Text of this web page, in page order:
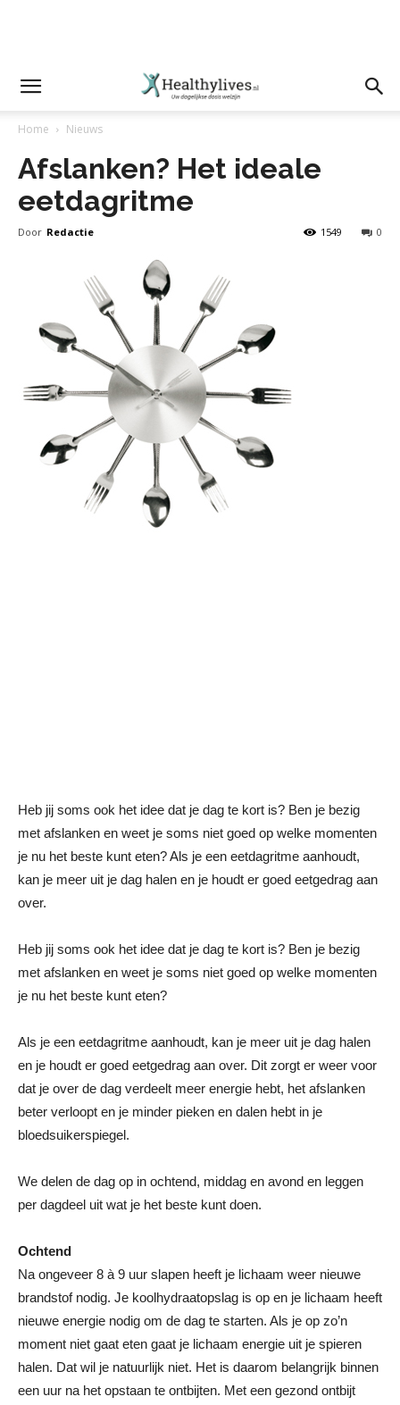
Home Nieuws
Afslanken? Het ideale
eetdagritme
Door Redactie 0
1549
Heb jij soms ook het idee dat je dag te kort is? Ben je bezig
met afslanken en weet je soms niet goed op welke momenten
je nu het beste kunt eten? Als je een eetdagritme aanhoudt,
kan je meer uit je dag halen en je houdt er goed eetgedrag aan
over.
Heb jij soms ook het idee dat je dag te kort is? Ben je bezig
met afslanken en weet je soms niet goed op welke momenten
je nu het beste kunt eten?
Als je een eetdagritme aanhoudt, kan je meer uit je dag halen
en je houdt er goed eetgedrag aan over. Dit zorgt er weer voor
dat je over de dag verdeelt meer energie hebt, het afslanken
beter verloopt en je minder pieken en dalen hebt in je
bloedsuikerspiegel.
We delen de dag op in ochtend, middag en avond en leggen
per dagdeel uit wat je het beste kunt doen.
Ochtend
Na ongeveer 8 à 9 uur slapen heeft je lichaam weer nieuwe
brandstof nodig. Je koolhydraatopslag is op en je lichaam heeft
nieuwe energie nodig om de dag te starten. Als je op zo’n
moment niet gaat eten gaat je lichaam energie uit je spieren
halen. Dat wil je natuurlijk niet. Het is daarom belangrijk binnen
een uur na het opstaan te ontbijten. Met een gezond ontbijt